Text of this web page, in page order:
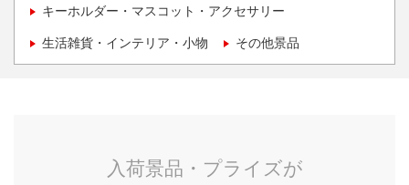
キーホルダー・マスコット・アクセサリー
生活雑貨・インテリア・小物 その他景品